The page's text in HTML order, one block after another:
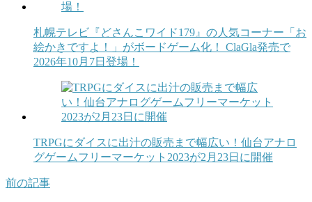
札幌テレビ『どさんこワイド179』の人気コーナー「お
絵かきですよ！」がボードゲーム化！ ClaGla発売で
2026年10月7日登場！
TRPGにダイスに出汁の販売まで幅広い！仙台アナロ
グゲームフリーマーケット2023が2月23日に開催
前の記事